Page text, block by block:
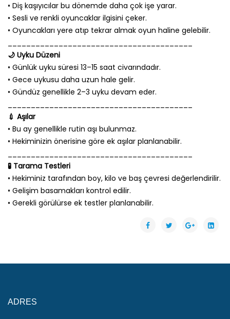
• Diş kaşıyıcılar bu dönemde daha çok işe yarar.
• Sesli ve renkli oyuncaklar ilgisini çeker.
• Oyuncakları yere atıp tekrar almak oyun haline gelebilir.
🌙 Uyku Düzeni
• Günlük uyku süresi 13–15 saat civarındadır.
• Gece uykusu daha uzun hale gelir.
• Gündüz genellikle 2–3 uyku devam eder.
💉 Aşılar
• Bu ay genellikle rutin aşı bulunmaz.
• Hekiminizin önerisine göre ek aşılar planlanabilir.
🧪 Tarama Testleri
• Hekiminiz tarafından boy, kilo ve baş çevresi değerlendirilir.
• Gelişim basamakları kontrol edilir.
• Gerekli görülürse ek testler planlanabilir.
ADRES